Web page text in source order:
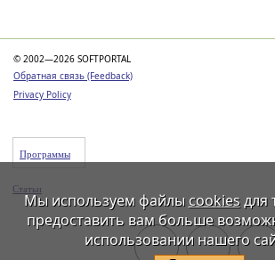
© 2002—2026 SOFTPORTAL
Обратная связь (Feedback)
Privacy Policy
Программы
Статьи
Мы используем файлы cookiesдля
предоставить вам больше
использовании нашего